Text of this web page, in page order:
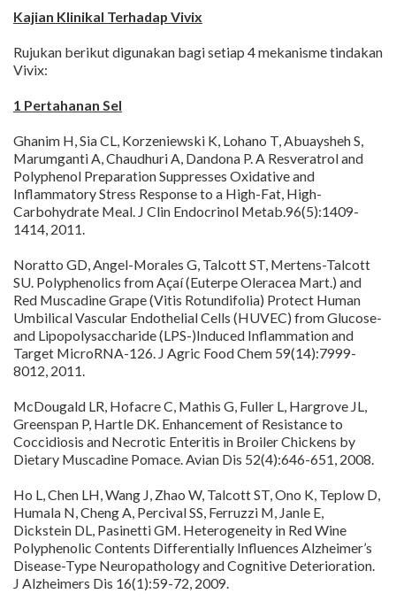
Kajian Klinikal Terhadap Vivix
Rujukan berikut digunakan bagi setiap 4 mekanisme tindakan
Vivix:
1 Pertahanan Sel
Ghanim H, Sia CL, Korzeniewski K, Lohano T, Abuaysheh S,
Marumganti A, Chaudhuri A, Dandona P. A Resveratrol and
Polyphenol Preparation Suppresses Oxidative and
Inflammatory Stress Response to a High-Fat, High-
Carbohydrate Meal. J Clin Endocrinol Metab.96(5):1409-
1414, 2011.
Noratto GD, Angel-Morales G, Talcott ST, Mertens-Talcott
SU. Polyphenolics from Açaí (Euterpe Oleracea Mart.) and
Red Muscadine Grape (Vitis Rotundifolia) Protect Human
Umbilical Vascular Endothelial Cells (HUVEC) from Glucose-
and Lipopolysaccharide (LPS-)Induced Inflammation and
Target MicroRNA-126. J Agric Food Chem 59(14):7999-
8012, 2011.
McDougald LR, Hofacre C, Mathis G, Fuller L, Hargrove JL,
Greenspan P, Hartle DK. Enhancement of Resistance to
Coccidiosis and Necrotic Enteritis in Broiler Chickens by
Dietary Muscadine Pomace. Avian Dis 52(4):646-651, 2008.
Ho L, Chen LH, Wang J, Zhao W, Talcott ST, Ono K, Teplow D,
Humala N, Cheng A, Percival SS, Ferruzzi M, Janle E,
Dickstein DL, Pasinetti GM. Heterogeneity in Red Wine
Polyphenolic Contents Differentially Influences Alzheimer’s
Disease-Type Neuropathology and Cognitive Deterioration.
J Alzheimers Dis 16(1):59-72, 2009.